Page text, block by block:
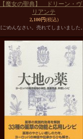
【魔女の聖典】 ドリーン・ヴ
リアンテ
2,100円(税込)
[ごめんなさい。売れてしまいました